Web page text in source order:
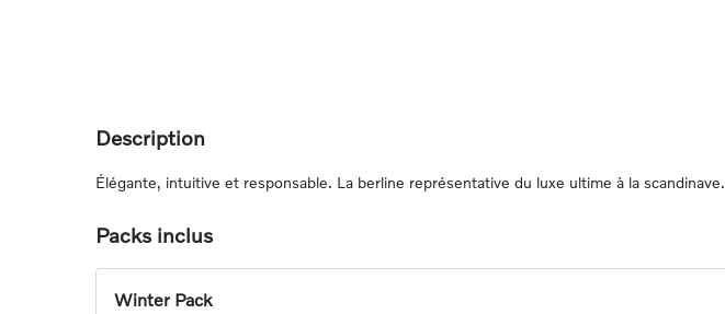
Description
Élégante, intuitive et responsable. La berline représentative du luxe ultime à la scandinave.
Packs inclus
Winter Pack